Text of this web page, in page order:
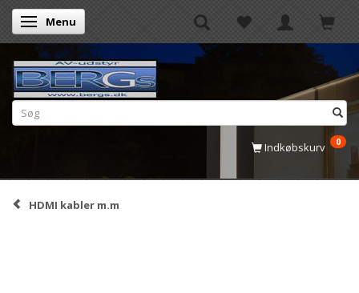
Skifte navigation
Menu
Indkøbskurv 0
HDMI kabler m.m